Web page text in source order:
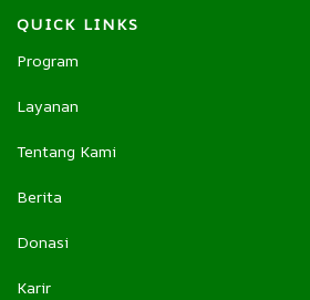
QUICK LINKS
Program
Layanan
Tentang Kami
Berita
Donasi
Karir